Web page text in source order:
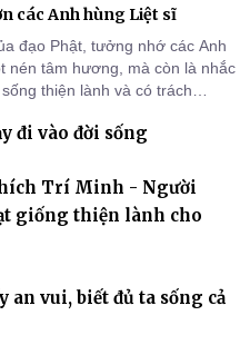
các Anh hùng Liệt sĩ
đạo Phật, tưởng nhớ các Anh
nén tâm hương, mà còn là nhắc
thiện lành và có trách
đi vào đời sống
Trí Minh - Người
giống thiện lành cho
an vui, biết đủ ta sống cả